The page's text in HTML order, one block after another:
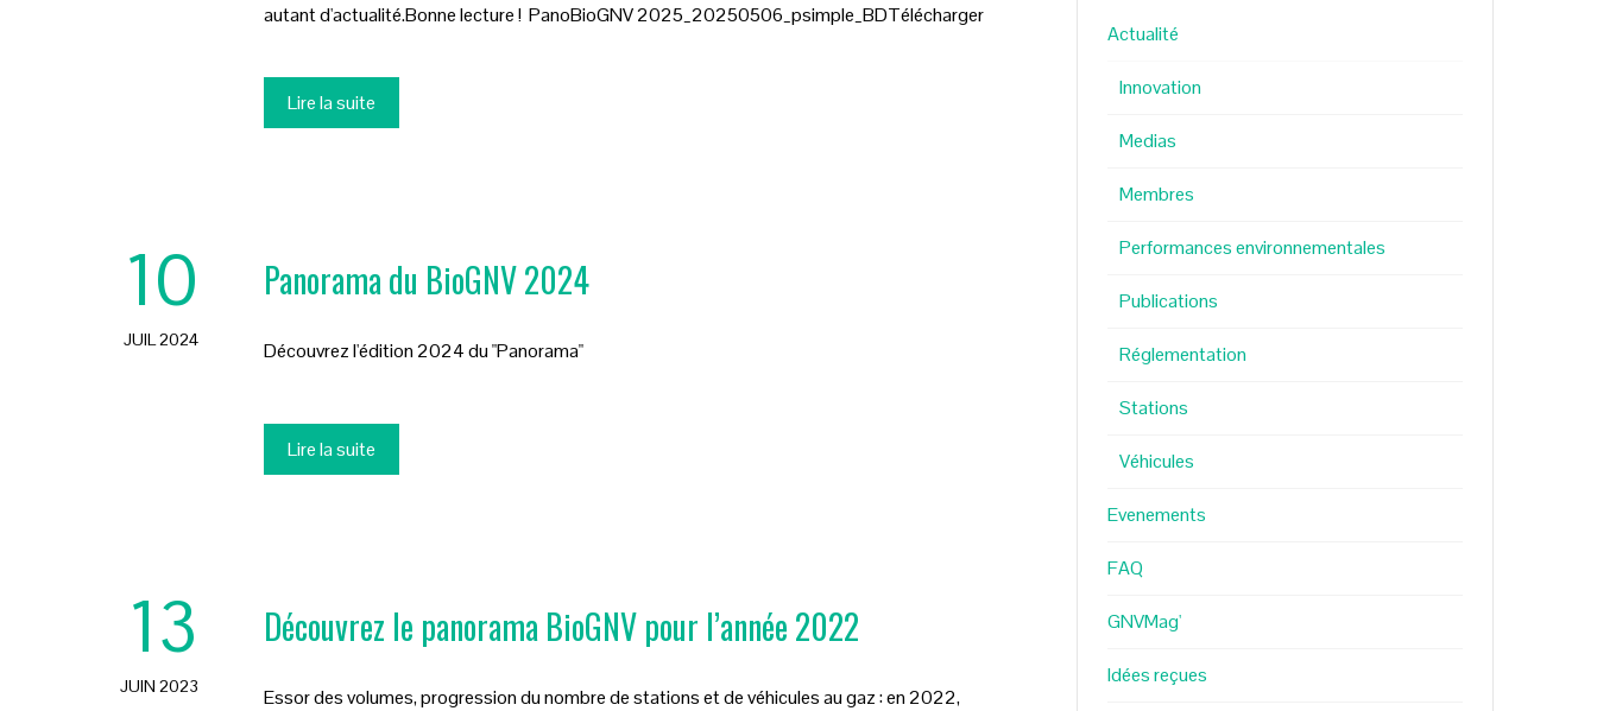
autant d'actualité.Bonne lecture ! PanoBioGNV 2025_20250506_psimple_BDTélécharger
Lire la suite
10
JUIL 2024
Panorama du BioGNV 2024
Découvrez l'édition 2024 du "Panorama"
Lire la suite
13
JUIN 2023
Découvrez le panorama BioGNV pour l’année 2022
Essor des volumes, progression du nombre de stations et de véhicules au gaz : en 2022,
Actualité
Innovation
Medias
Membres
Performances environnementales
Publications
Réglementation
Stations
Véhicules
Evenements
FAQ
GNVMag'
Idées reçues